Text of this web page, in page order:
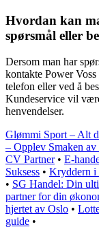
Hvordan kan
spørsmål eller
Dersom man har
kontakte Power Voss
telefon eller ved å
Kundeservice vil
henvendelser.
Glømmi Sport – Alt
– Opplev Smaken
CV Partner• E-
Suksess • Kryddern i
• SG Handel: Din
partner for din
hjertet av Oslo •
guide •